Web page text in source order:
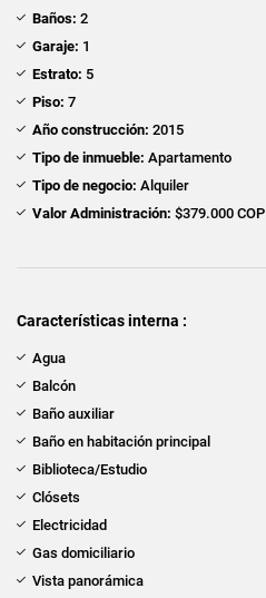
Baños: 2
Garaje: 1
Estrato: 5
Piso: 7
Año construcción: 2015
Tipo de inmueble: Apartamento
Tipo de negocio: Alquiler
Valor Administración: $379.000 COP
Características interna :
Agua
Balcón
Baño auxiliar
Baño en habitación principal
Biblioteca/Estudio
Clósets
Electricidad
Gas domiciliario
Vista panorámica